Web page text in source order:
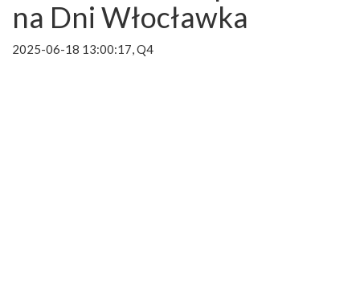
na Dni Włocławka
2025-06-18 13:00:17, Q4